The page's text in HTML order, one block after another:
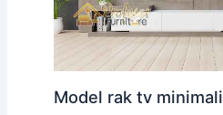
Model rak tv